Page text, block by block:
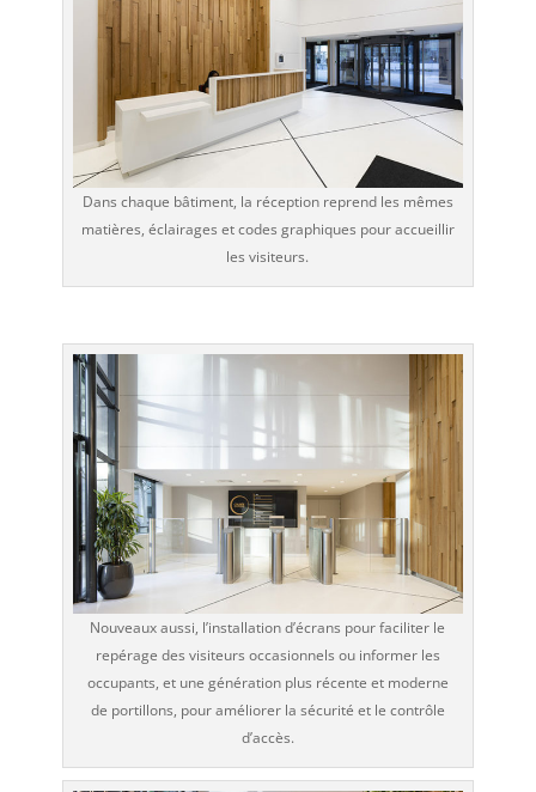
Dans chaque bâtiment, la réception reprend les mêmes
matières, éclairages et codes graphiques pour accueillir
les visiteurs.
Nouveaux aussi, l’installation d’écrans pour faciliter le
repérage des visiteurs occasionnels ou informer les
occupants, et une génération plus récente et moderne
de portillons, pour améliorer la sécurité et le contrôle
d’accès.